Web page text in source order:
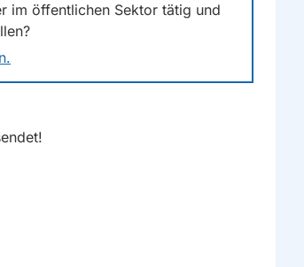
im öffentlichen Sektor tätig und